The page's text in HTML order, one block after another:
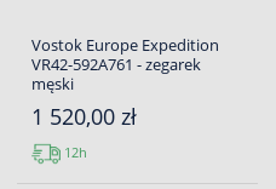
Vostok Europe Expedition
VR42-592A761 - zegarek
męski
1 520,00 zł
12h